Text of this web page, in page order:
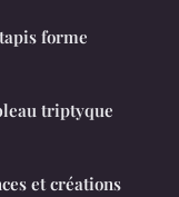
forme
triptyque
et créations